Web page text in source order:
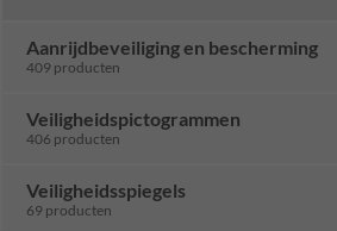
Aanrijdbeveiliging en bescherming
409 producten
Veiligheidspictogrammen
406 producten
Veiligheidsspiegels
69 producten